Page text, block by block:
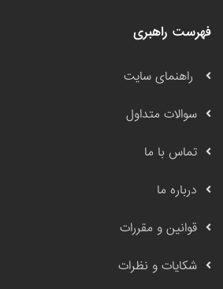
فهرست راهبری
راهنمای سایت
سوالات متداول
تماس با ما
درباره ما
قوانین و مقررات
شکایات و نظرات